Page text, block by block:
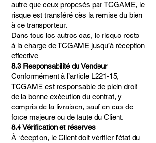
autre que ceux proposés par TCGAME, le
risque est transféré dès la remise du bien
à ce transporteur.
Dans tous les autres cas, le risque reste
à la charge de TCGAME jusqu’à réception
effective.
8.3 Responsabilité du Vendeur
Conformément à l’article L221-15,
TCGAME est responsable de plein droit
de la bonne exécution du contrat, y
compris de la livraison, sauf en cas de
force majeure ou de faute du Client.
8.4 Vérification et réserves
À réception, le Client doit vérifier l’état du